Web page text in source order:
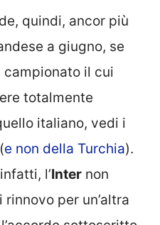
quindi, ancor più
a giugno, se
campionato il cui
totalmente
italiano, vedi i
e non della Turchia).
l’Inter non
rinnovo per un’altra